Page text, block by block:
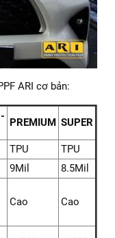
xe Yaris Cross
nói riêng, ARI PPF
quý khách hàng.
tôi luôn hứa hẹn
tuyệt vời nhất.
lượng cao từ những
xuất từ chất liệu